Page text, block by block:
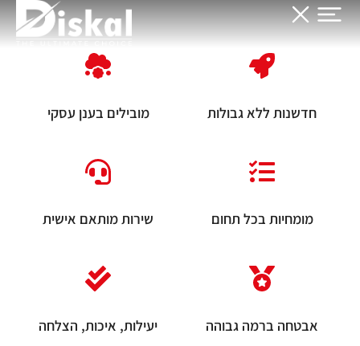
חדשנות ללא גבולות מובילים בענן עסקי
מומחיות בכל תחום שירות מותאם אישית
אבטחה ברמה גבוהה יעילות, איכות, הצלחה